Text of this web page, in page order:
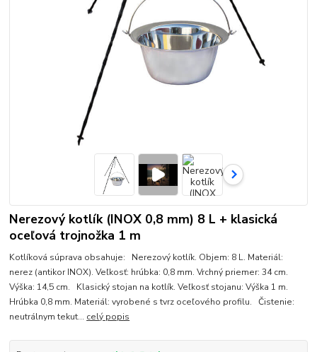
Nerezový kotlík (INOX 0,8 mm) 8 L + klasická
oceľová trojnožka 1 m
Kotlíková súprava obsahuje: Nerezový kotlík. Objem: 8 L. Materiál:
nerez (antikor INOX). Veľkosť: hrúbka: 0,8 mm. Vrchný priemer: 34 cm.
Výška: 14,5 cm. Klasický stojan na kotlík. Veľkosť stojanu: Výška 1 m.
Hrúbka 0,8 mm. Materiál: vyrobené s tvrz oceľového profilu. Čistenie:
neutrálnym tekut... celý popis